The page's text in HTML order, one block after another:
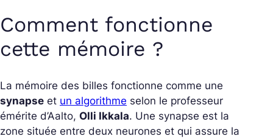
Comment fonctionne
cette mémoire ?
La mémoire des billes fonctionne comme une
synapse et un algorithme selon le professeur
émérite d’Aalto, Olli Ikkala. Une synapse est la
zone située entre deux neurones et qui assure la